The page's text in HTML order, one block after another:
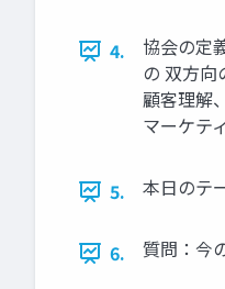
4.
協会の定
の 双方
顧客理解
マーケテ
5. 本日のテ
6. 質問：今